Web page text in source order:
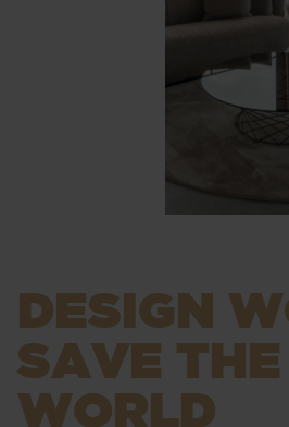
DESIGN
SAVE THE
WORLD